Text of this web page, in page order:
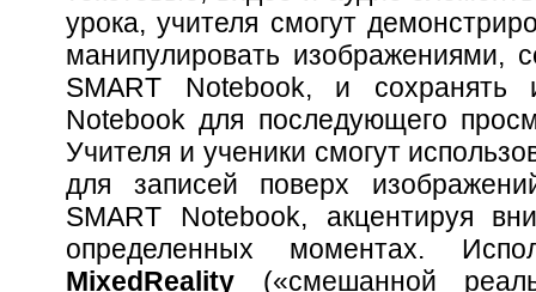
урока, учителя смогут
манипулировать изображениями,
SMART Notebook, и сохранять
Notebook для последующего
Учителя и ученики смогут
для записей поверх
SMART Notebook, акцентируя
определенных моментах.
MixedReality («смешанной